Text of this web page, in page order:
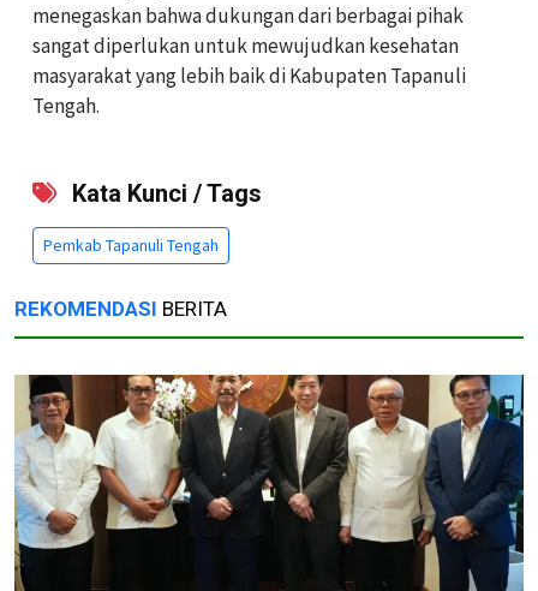
menegaskan bahwa dukungan dari berbagai pihak
sangat diperlukan untuk mewujudkan kesehatan
masyarakat yang lebih baik di Kabupaten Tapanuli
Tengah.
Kata Kunci / Tags
Pemkab Tapanuli Tengah
REKOMENDASI BERITA